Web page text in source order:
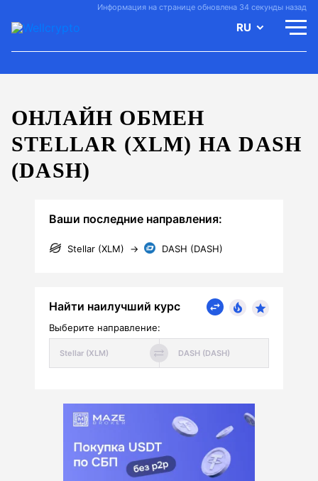
Информация на странице обновлена 34 секунды назад
RU
ОНЛАЙН ОБМЕН
STELLAR (XLM) НА DASH
(DASH)
Ваши последние направления:
Stellar (XLM) → DASH (DASH)
Найти наилучший курс
Выберите направление: